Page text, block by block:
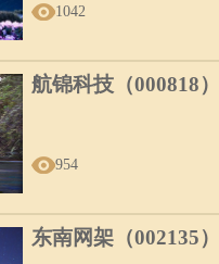
1042
航锦科技（000818
954
东南网架（002135